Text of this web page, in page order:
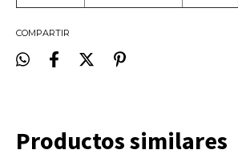
COMPARTIR
Productos similares